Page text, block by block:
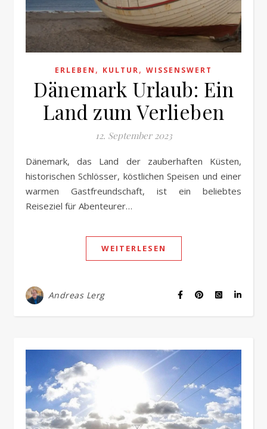
ERLEBEN , KULTUR, WISSENSWERT
Dänemark Urlaub: Ein
Land zum Verlieben
12. September 2023
Dänemark, das Land der zauberhaften Küsten,
historischen Schlösser, köstlichen Speisen und einer
warmen Gastfreundschaft, ist ein beliebtes
Reiseziel für Abenteurer…
WEITERLESEN
Andreas Lerg